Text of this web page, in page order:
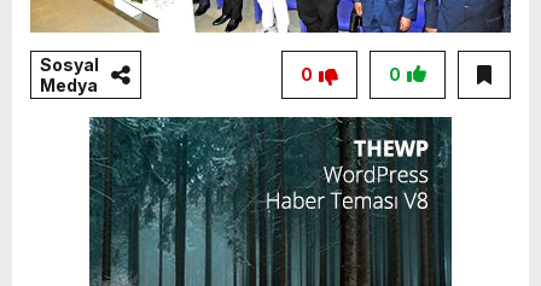
Sosyal
Medya
0
0